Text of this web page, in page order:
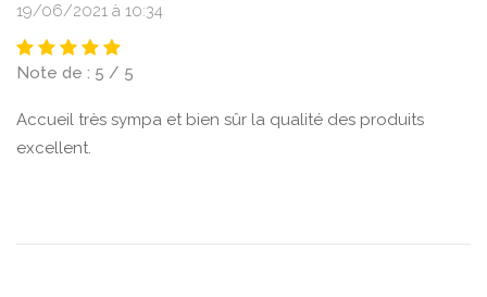
19/06/2021 à 10:34
Note de : 5 / 5
Accueil très sympa et bien sûr la qualité des produits
excellent.